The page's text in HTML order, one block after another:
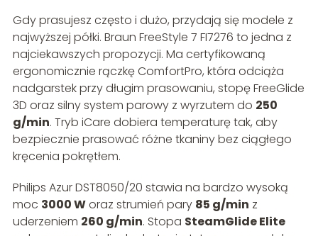
Gdy prasujesz często i dużo, przydają się modele z
najwyższej półki. Braun FreeStyle 7 FI7276 to jedna z
najciekawszych propozycji. Ma certyfikowaną
ergonomicznie rączkę ComfortPro, która odciąża
nadgarstek przy długim prasowaniu, stopę FreeGlide
3D oraz silny system parowy z wyrzutem do 250
g/min. Tryb iCare dobiera temperaturę tak, aby
bezpiecznie prasować różne tkaniny bez ciągłego
kręcenia pokrętłem.
Philips Azur DST8050/20 stawia na bardzo wysoką
moc 3000 Woraz strumień pary 85 g/min z
uderzeniem 260 g/min. Stopa SteamGlide Elite